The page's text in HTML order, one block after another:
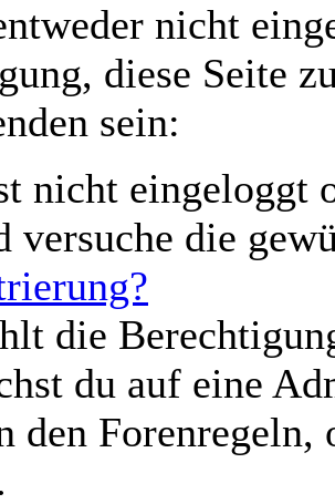
nicht
diese Seite
sein:
nicht eingeloggt
versuche die
die
du auf eine
den Forenregeln,